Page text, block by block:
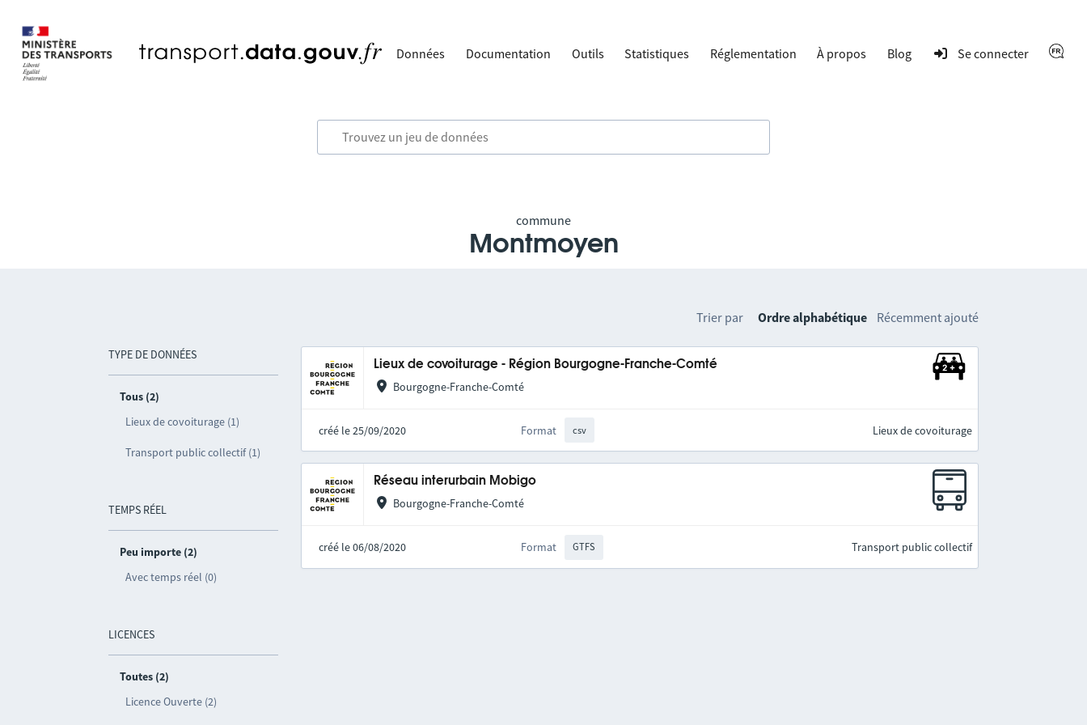
Données Documentation Outils Statistiques Réglementation À propos Blog Se connecter
commune
Montmoyen
TYPE DE DONNÉES
Tous (2)
Lieux de covoiturage (1)
Transport public collectif (1)
TEMPS RÉEL
Peu importe (2)
Avec temps réel (0)
LICENCES
Toutes (2)
Licence Ouverte (2)
Trier par Ordre alphabétique Récemment ajouté
Lieux de covoiturage - Région Bourgogne-Franche-Comté
Bourgogne-Franche-Comté
créé le 25/09/2020 Format csv Lieux de covoiturage
Réseau interurbain Mobigo
Bourgogne-Franche-Comté
créé le 06/08/2020 Format GTFS Transport public collectif